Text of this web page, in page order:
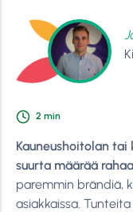
2 min
Kauneushoitolan
suurta määrää
paremmin brändiä,
asiakkaissa.